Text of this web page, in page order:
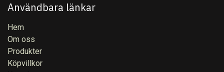
Användbara länkar
Hem
Om oss
Produkter
Köpvillkor